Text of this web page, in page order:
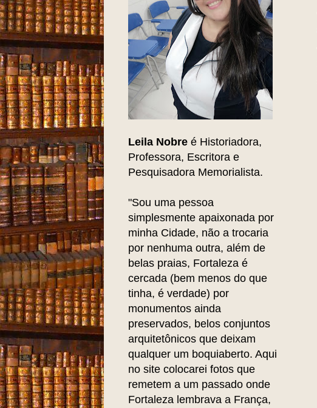
Leila Nobre é Historiadora,
Professora, Escritora e
Pesquisadora Memorialista.
"Sou uma pessoa
simplesmente apaixonada por
minha Cidade, não a trocaria
por nenhuma outra, além de
belas praias, Fortaleza é
cercada (bem menos do que
tinha, é verdade) por
monumentos ainda
preservados, belos conjuntos
arquitetônicos que deixam
qualquer um boquiaberto. Aqui
no site colocarei fotos que
remetem a um passado onde
Fortaleza lembrava a França,